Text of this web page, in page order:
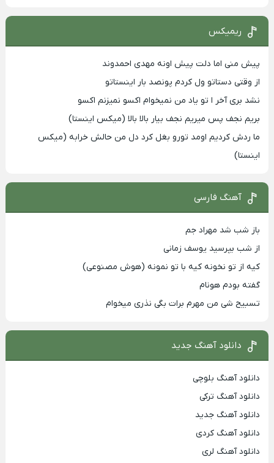
ریمیکس
پیش منی اما دلت پیش اونه مهدی احمدوند
از وقتی دستاتو ول کردم پونصد بار اینستاتو
نشد بری آخر ا تو یاد من نمیخوام اکسو نمیزنم اکسو
بریم نجف پس میریم نجف بیار بالا بالا (میکس اینستا)
ما ردش کردیم اومد تورو بغل کرد دل من حالش خرابه (میکس
اینستا)
آهنگ فارسی
باز شب شد مهراد جم
از شب بپرسید یوسف زمانی
کیه از تو نخونه کیه با تو نمونه (هوش مصنوعی)
گفته بودم هونام
تسبیح شی من مهرم برات بگی نذری میخوام
دانلود آهنگ جدید
دانلود آهنگ بلوچی
دانلود آهنگ ترکی
دانلود آهنگ جدید
دانلود آهنگ کردی
دانلود آهنگ لری